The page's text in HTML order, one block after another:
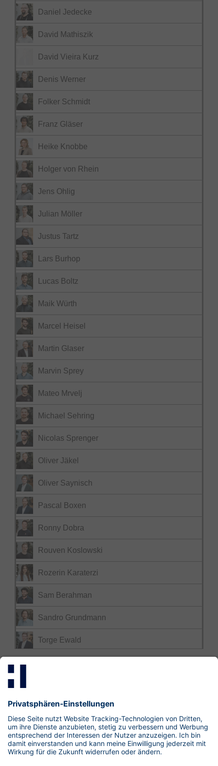
Daniel Jedecke
David Mathiszik
David Vieira Kurz
Denis Werner
Folker Schmidt
Franz Gläser
Heike Knobbe
Holger von Rhein
Jens Ohlig
Julian Möller
Justus Tartz
Lars Burhop
Lucas Boltz
Maik Würth
Marcel Heisel
Martin Glaser
Marvin Sprey
Mateo Mrvelj
Michael Sehring
Nicolas Sprenger
Oliver Jäkel
Oliver Saynisch
Pascal Boxen
Ronny Dobra
Rouven Koslowski
Rozerin Karaterzi
Sam Berahman
Sandro Grundmann
Torge Ewald
Mastodon
LinkedIn
Xing